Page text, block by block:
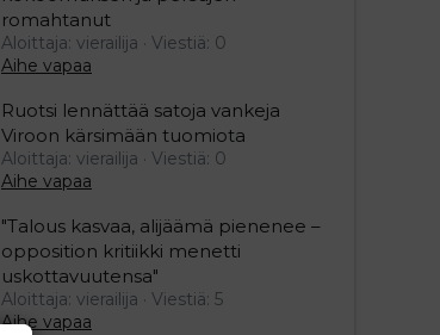
romahtanut
Aloittaja: vierailija
Viestiä: 0
Aihe vapaa
Ruotsi lennättää satoja vankeja
Viroon kärsimään tuomiota
Aloittaja: vierailija
Viestiä: 0
Aihe vapaa
"Talous kasvaa, alijäämä pienenee –
opposition kritiikki menetti
uskottavuutensa"
Aloittaja: vierailija
Viestiä: 5
Aihe vapaa